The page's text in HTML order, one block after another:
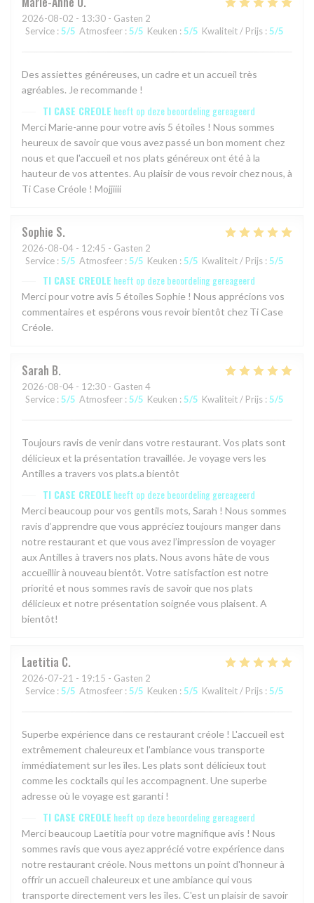
2026-08-02 - 13:30 - Gasten 2
Service : 5/5 Atmosfeer : 5/5 Keuken : 5/5 Kwaliteit / Prijs : 5/5
Des assiettes généreuses, un cadre et un accueil très
agréables. Je recommande !
TI CASE CREOLE heeft op deze beoordeling gereageerd
Merci Marie-anne pour votre avis 5 étoiles ! Nous sommes
heureux de savoir que vous avez passé un bon moment chez
nous et que l'accueil et nos plats généreux ont été à la
hauteur de vos attentes. Au plaisir de vous revoir chez nous, à
Ti Case Créole ! Mojjiiii
Sophie S
2026-08-04 - 12:45 - Gasten 2
Service : 5/5 Atmosfeer : 5/5 Keuken : 5/5 Kwaliteit / Prijs : 5/5
TI CASE CREOLE heeft op deze beoordeling gereageerd
Merci pour votre avis 5 étoiles Sophie ! Nous apprécions vos
commentaires et espérons vous revoir bientôt chez Ti Case
Créole.
Sarah B
2026-08-04 - 12:30 - Gasten 4
Service : 5/5 Atmosfeer : 5/5 Keuken : 5/5 Kwaliteit / Prijs : 5/5
Toujours ravis de venir dans votre restaurant. Vos plats sont
délicieux et la présentation travaillée. Je voyage vers les
Antilles a travers vos plats.a bientôt
TI CASE CREOLE heeft op deze beoordeling gereageerd
Merci beaucoup pour vos gentils mots, Sarah ! Nous sommes
ravis d’apprendre que vous appréciez toujours manger dans
notre restaurant et que vous avez l’impression de voyager
aux Antilles à travers nos plats. Nous avons hâte de vous
accueillir à nouveau bientôt. Votre satisfaction est notre
priorité et nous sommes ravis de savoir que nos plats
délicieux et notre présentation soignée vous plaisent. A
bientôt!
Laetitia C
2026-07-21 - 19:15 - Gasten 2
Service : 5/5 Atmosfeer : 5/5 Keuken : 5/5 Kwaliteit / Prijs : 5/5
Superbe expérience dans ce restaurant créole ! L'accueil est
extrêmement chaleureux et l'ambiance vous transporte
immédiatement sur les îles. Les plats sont délicieux tout
comme les cocktails qui les accompagnent. Une superbe
adresse où le voyage est garanti !
TI CASE CREOLE heeft op deze beoordeling gereageerd
Merci beaucoup Laetitia pour votre magnifique avis ! Nous
sommes ravis que vous ayez apprécié votre expérience dans
notre restaurant créole. Nous mettons un point d'honneur à
offrir un accueil chaleureux et une ambiance qui vous
transporte directement vers les îles. C'est un plaisir de savoir